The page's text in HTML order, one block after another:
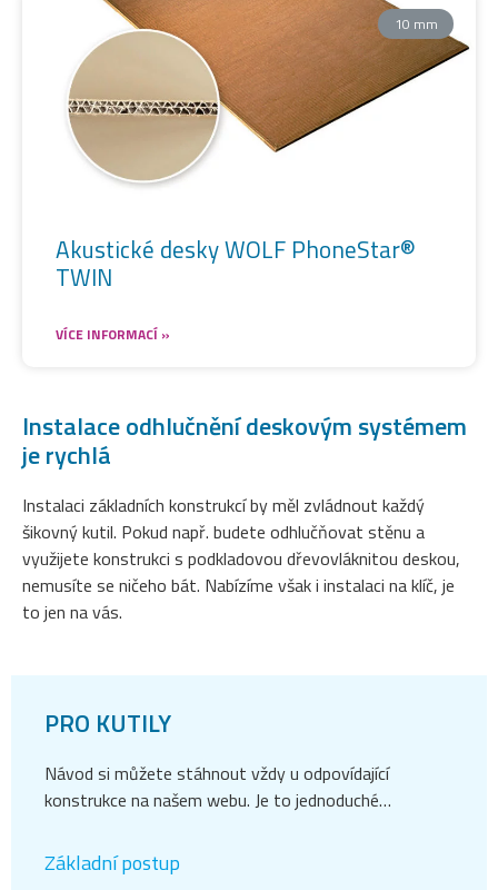
10 mm
Akustické desky WOLF PhoneStar®
TWIN
VÍCE INFORMACÍ »
Instalace odhlučnění deskovým systémem
je rychlá
Instalaci základních konstrukcí by měl zvládnout každý
šikovný kutil. Pokud např. budete odhlučňovat stěnu a
využijete konstrukci s podkladovou dřevovláknitou deskou,
nemusíte se ničeho bát. Nabízíme však i instalaci na klíč, je
to jen na vás.
PRO KUTILY
Návod si můžete stáhnout vždy u odpovídající
konstrukce na našem webu. Je to jednoduché…
Základní postup